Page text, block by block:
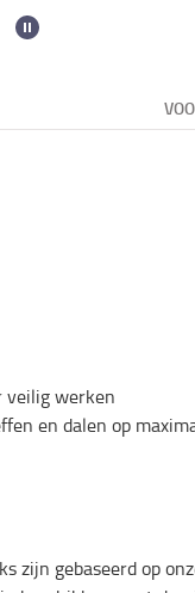
veilig werken
en dalen op
zijn gebaseerd op